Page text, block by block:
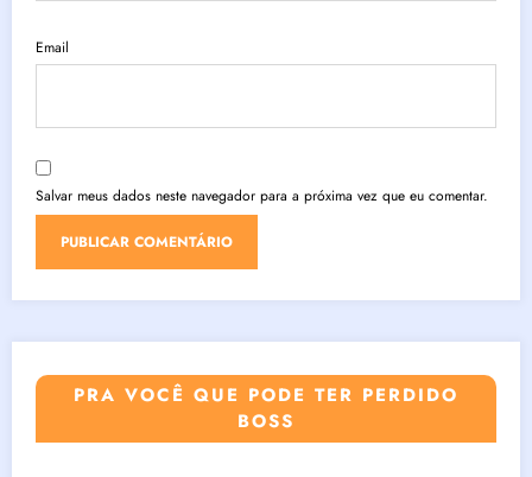
Email
Salvar meus dados neste navegador para a próxima vez que eu comentar.
PRA VOCÊ QUE PODE TER PERDIDO
BOSS